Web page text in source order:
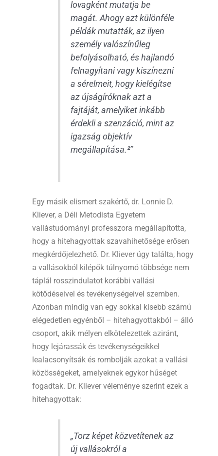
lovagként mutatja be
magát. Ahogy azt különféle
példák mutatták, az ilyen
személy valószínűleg
befolyásolható, és hajlandó
felnagyítani vagy kiszínezni
a sérelmeit, hogy kielégítse
az újságíróknak azt a
fajtáját, amelyiket inkább
érdekli a szenzáció, mint az
igazság objektív
megállapítása.²”
Egy másik elismert szakértő, dr. Lonnie D.
Kliever, a Déli Metodista Egyetem
vallástudományi professzora megállapította,
hogy a hitehagyottak szavahihetősége erősen
megkérdőjelezhető. Dr. Kliever úgy találta, hogy
a vallásokból kilépők túlnyomó többsége nem
táplál rosszindulatot korábbi vallási
kötődéseivel és tevékenységeivel szemben.
Azonban mindig van egy sokkal kisebb számú
elégedetlen egyénből – hitehagyottakból – álló
csoport, akik mélyen elkötelezettek aziránt,
hogy lejárassák és tevékenységeikkel
lealacsonyítsák és rombolják azokat a vallási
közösségeket, amelyeknek egykor hűséget
fogadtak. Dr. Kliever véleménye szerint ezek a
hitehagyottak:
„Torz képet közvetítenek az
új vallásokról a